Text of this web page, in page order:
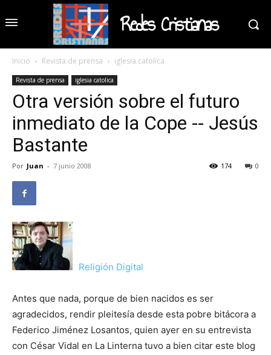
Redes Cristianas
Inicio Revista de prensa iglesia catolica
Revista de prensa iglesia catolica
Otra versión sobre el futuro
inmediato de la Cope -- Jesús
Bastante
Por Juan - 7 junio 2008 0
174
Religión Digital
Antes que nada, porque de bien nacidos es ser
agradecidos, rendir pleitesía desde esta pobre bitácora a
Federico Jiménez Losantos, quien ayer en su entrevista
con César Vidal en La Linterna tuvo a bien citar este blog